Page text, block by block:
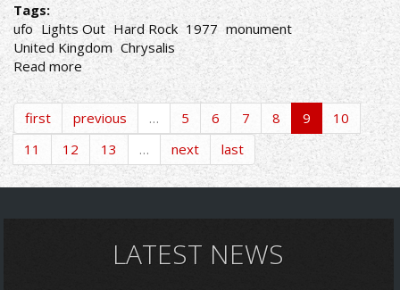
Tags:
ufo Lights Out Hard Rock 1977 monument
United Kingdom Chrysalis
Read more about
UFO-
Lights
Out
first previous … 5 6 7 8 9
10
11
12 13 … next last
LATEST NEWS